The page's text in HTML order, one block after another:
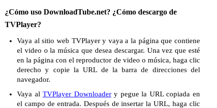
¿Cómo uso DownloadTube.net? ¿Cómo descargo de
TVPlayer?
Vaya al sitio web TVPlayer y vaya a la página que contiene
el video o la música que desea descargar. Una vez que esté
en la página con el reproductor de video o música, haga clic
derecho y copie la URL de la barra de direcciones del
navegador.
Vaya alTVPlayer Downloadery pegue la URL copiada en
el campo de entrada. Después de insertar la URL, haga clic